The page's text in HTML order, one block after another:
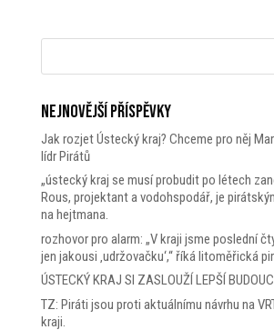
Nejnovější příspěvky
Jak rozjet Ústecký kraj? Chceme pro něj
lídr Pirátů
„ústecký kraj se musí probudit po létech
Rous, projektant a vodohspodář, je
na hejtmana.
rozhovor pro alarm: „V kraji jsme poslední
jen jakousi ‚udržovačku‘,“ říká litoměřická
ÚSTECKÝ KRAJ SI ZASLOUŽÍ LEPŠÍ
TZ: Piráti jsou proti aktuálnímu návrhu na
kraji.